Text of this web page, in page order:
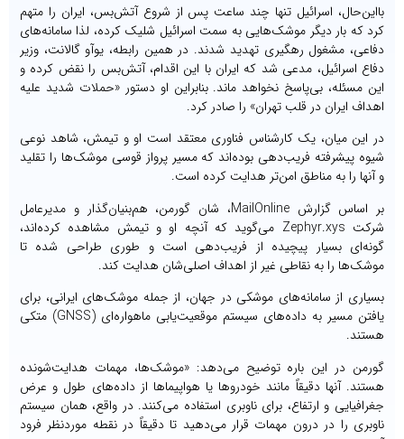
بااین‌حال، اسرائیل تنها چند ساعت پس از شروع آتش‌بس، ایران را متهم
کرد که بار دیگر موشک‌هایی به سمت اسرائیل شلیک کرده، لذا سامانه‌های
دفاعی، مشغول رهگیری تهدید شدند. در همین رابطه، یوآو گالانت، وزیر
دفاع اسرائیل، مدعی شد که ایران با این اقدام، آتش‌بس را نقض کرده و
این مسئله، بی‌پاسخ نخواهد ماند. بنابراین او دستور «حملات شدید علیه
اهداف ایران در قلب تهران» را صادر کرد.
در این میان، یک کارشناس فناوری معتقد است او و تیمش، شاهد نوعی
شیوه پیشرفته فریب‌دهی بوده‌اند که مسیر پرواز قوسی موشک‌ها را تقلید
و آنها را به مناطق امن‌تر هدایت کرده است.
بر اساس گزارش MailOnline، شان گورمن، هم‌بنیان‌گذار و مدیرعامل
شرکت Zephyr.xys می‌گوید که آنچه او و تیمش مشاهده کرده‌اند،
گونه‌ای بسیار پیچیده از فریب‌دهی است و طوری طراحی شده تا
موشک‌ها را به نقاطی غیر از اهداف اصلی‌شان هدایت کند.
بسیاری از سامانه‌های موشکی در جهان، از جمله موشک‌های ایرانی، برای
یافتن مسیر به داده‌های سیستم موقعیت‌یابی ماهواره‌ای (GNSS) متکی
هستند.
گورمن در این باره توضیح می‌دهد: «موشک‌ها، مهمات هدایت‌شونده
هستند. آنها دقیقاً مانند خودروها یا هواپیماها از داده‌های طول و عرض
جغرافیایی و ارتفاع، برای ناوبری استفاده می‌کنند. در واقع، همان سیستم
ناوبری را در درون مهمات قرار می‌دهید تا دقیقاً در نقطه موردنظر فرود